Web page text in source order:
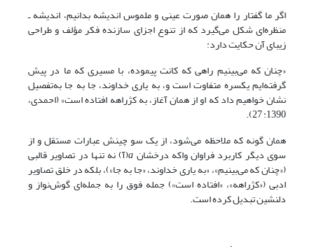
اگر ما گفتار را همان صورت عینی و ملموس اندیشه بدانیم، اندیشه ـ
منظره‌ای شکل می‌گیرد که از تنوع اجزای سازنده فکر مؤلف و طراحی
زیبای آن حکایت دارد:
«چنان که می‌بینیم راهی که کانت پیموده، با مسیری که ما در پیش
گرفته‌ایم یکسره متفاوت است و، به یاری خداوند، جا به جا به‌تفصیل
نشان خواهیم داد که او از همان آغاز، به کژراهه افتاده است» (احمدی،
1390: 27).
همان گونه که ملاحظه می‌شود، از یک سو چینش عبارات مستقل و از
سوی دیگر کاربرد فراوان واکه درخشانa(آ) نه تنها در تصاویر قالبی
(«چنان که می‌بینیم»، «به یاری خداوند، «جا به جا»)، بلکه در خلق تصاویر
ادبی («کژراهه»، «افتاده است») جمله فوق را به جمله‌ای گوش‌نواز و
دلنشین تبدیل کرده است.